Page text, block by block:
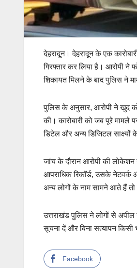
देहरादून। देहरादून के एक
गिरफ्तार कर लिया है। आरोपी ने
शिकायत मिलने के बाद पुलिस ने
पुलिस के अनुसार, आरोपी ने खुद को
की। कारोबारी को जब पूरे
डिटेल और अन्य डिजिटल साक्ष्यों
जांच के दौरान आरोपी की लोकेशन
आपराधिक रिकॉर्ड, उसके नेटवर्क
अन्य लोगों के नाम सामने आते हैं तो
उत्तराखंड पुलिस ने लोगों से अपील
सूचना दें और बिना सत्यापन किसी
Facebook